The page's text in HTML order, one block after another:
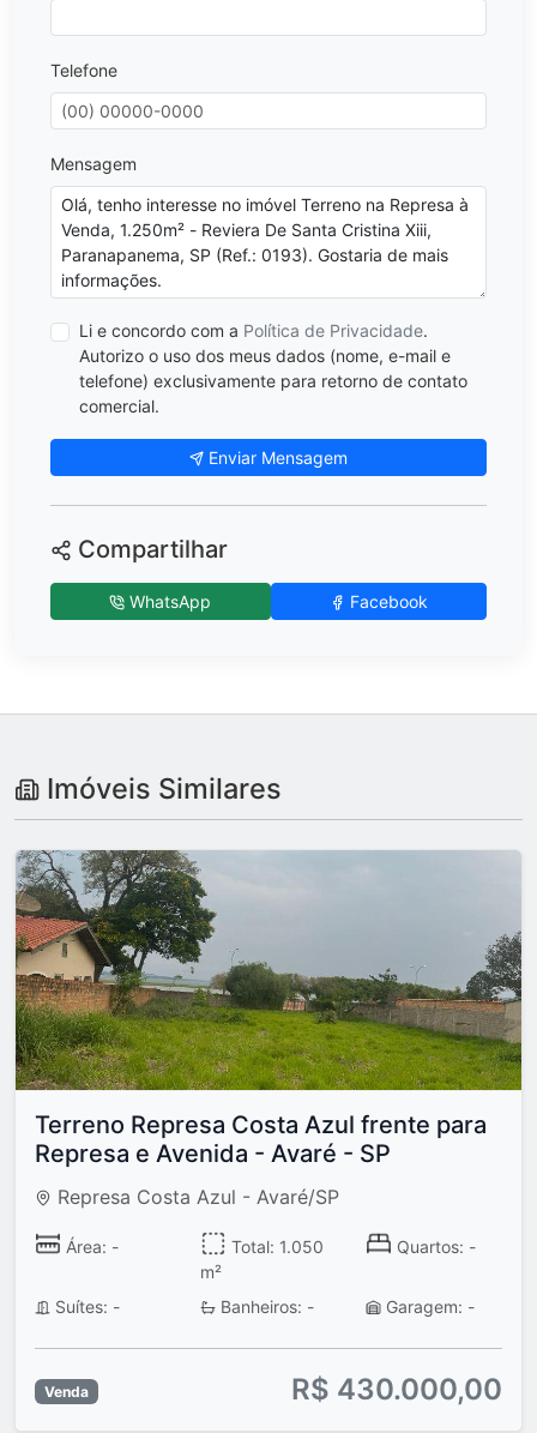
Telefone
Mensagem
Li e concordo com a Política de Privacidade.
Autorizo o uso dos meus dados (nome, e-mail e
telefone) exclusivamente para retorno de contato
comercial.
Enviar Mensagem
Compartilhar
WhatsApp Facebook
Imóveis Similares
Terreno Represa Costa Azul frente para
Represa e Avenida - Avaré - SP
Represa Costa Azul - Avaré/SP
Área: -
Total: 1.050
m²
Quartos: -
Suítes: - Banheiros: - Garagem: -
Venda R$ 430.000,00